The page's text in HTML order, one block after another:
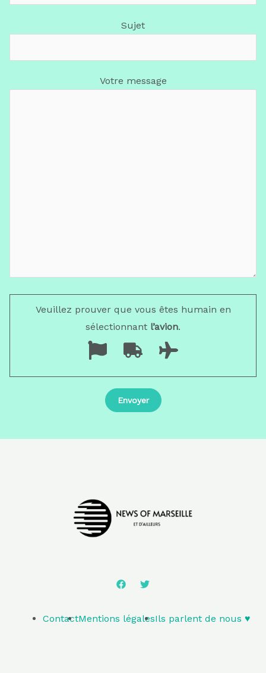
Sujet
Votre message
Veuillez prouver que vous êtes humain en
sélectionnant l’avion.
ContactMentions légalesIls parlent de nous ♥️